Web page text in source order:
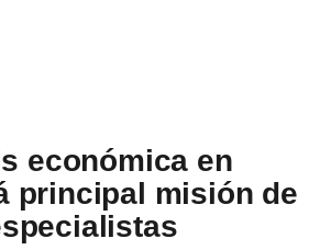
económica en
principal misión de